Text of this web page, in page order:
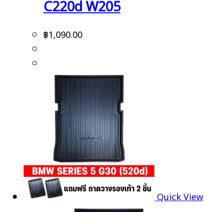
C220d W205
฿1,090.00
Quick View